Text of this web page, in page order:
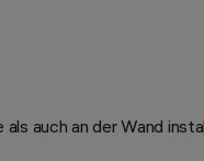
auch an der Wand